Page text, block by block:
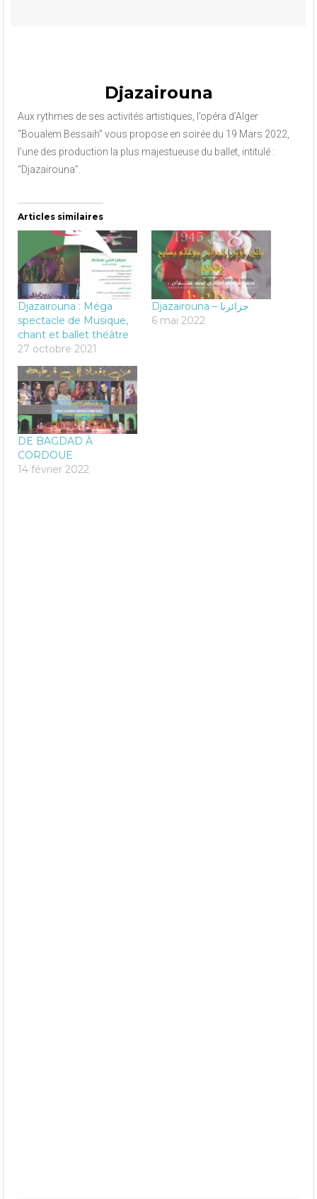
Djazairouna
Aux rythmes de ses activités artistiques, l’opéra d’Alger
“Boualem Bessaih” vous propose en soirée du 19 Mars 2022,
l’une des production la plus majestueuse du ballet, intitulé :
“Djazairouna”.
Articles similaires
Djazairouna : Méga
spectacle de Musique,
chant et ballet théâtre
27 octobre 2021
Djazairouna – جزائرنا
6 mai 2022
DE BAGDAD À
CORDOUE
14 février 2022